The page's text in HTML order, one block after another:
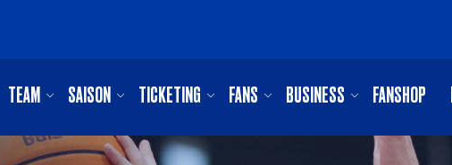
TEAM SAISON TICKETING FANS BUSINESS FANSHOP